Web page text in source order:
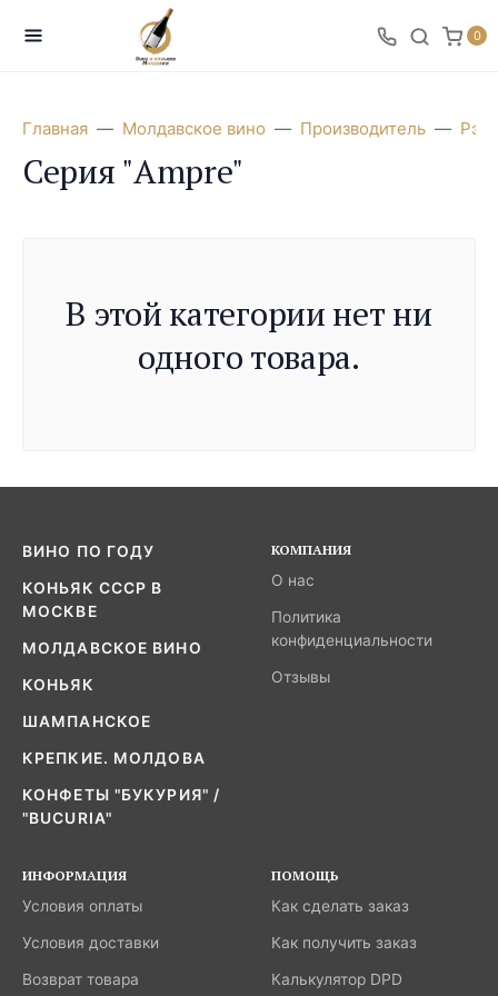
0
Главная Молдавское вино Производитель
Серия "Ampre"
В этой категории нет ни
одного товара.
ВИНО ПО ГОДУ
КОНЬЯК СССР В
МОСКВЕ
МОЛДАВСКОЕ ВИНО
КОНЬЯК
ШАМПАНСКОЕ
КРЕПКИЕ. МОЛДОВА
КОНФЕТЫ "БУКУРИЯ" /
"BUCURIA"
КОМПАНИЯ
О нас
Политика
конфиденциальности
Отзывы
ИНФОРМАЦИЯ
Условия оплаты
Условия доставки
Возврат товара
ПОМОЩЬ
Как сделать заказ
Как получить заказ
Калькулятор DPD